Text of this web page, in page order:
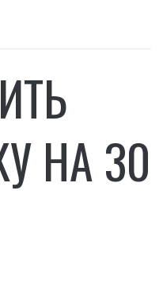
НА 30